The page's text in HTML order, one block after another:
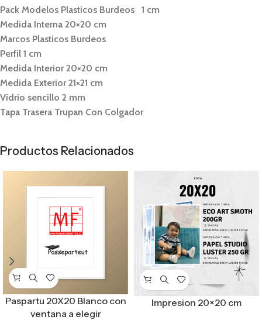
Pack Modelos Plasticos Burdeos 1 cm
Medida Interna 20×20 cm
Marcos Plasticos Burdeos
Perfil 1 cm
Medida Interior 20×20 cm
Medida Exterior 21×21 cm
Vidrio sencillo 2 mm
Tapa Trasera Trupan Con Colgador
Productos Relacionados
Paspartu 20X20 Blanco con
ventana a elegir
Impresion 20×20 cm